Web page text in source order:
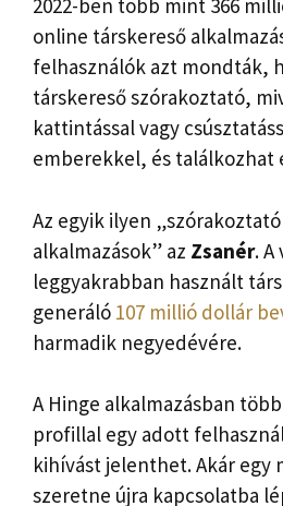
2022-ben több mint 366
online társkereső
felhasználók azt mondták,
társkereső szórakoztató,
kattintással vagy
emberekkel, és találkozhat
Az egyik ilyen
alkalmazások” az Zsanér. A
leggyakrabban használt
generáló 107 millió dollár
harmadik negyedévére.
A Hinge alkalmazásban
profillal egy adott
kihívást jelenthet. Akár egy
szeretne újra kapcsolatba